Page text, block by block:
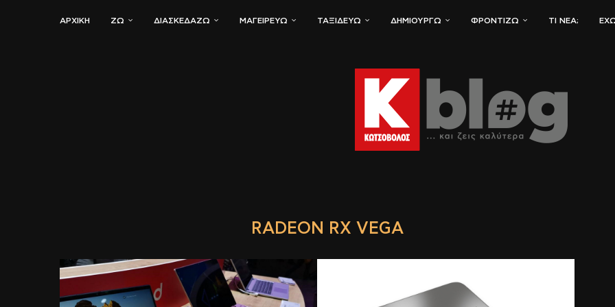
ΑΡΧΙΚΗ ΖΏ ΔΙΑΣΚΕΔΆΖΩ ΜΑΓΕΙΡΕΎΩ ΤΑΞΙΔΕΎΩ ΔΗΜΙΟΥΡΓΏ ΦΡΟΝΤΊΖΩ ΤΙ ΝΈΑ;
RADEON RX VEGA